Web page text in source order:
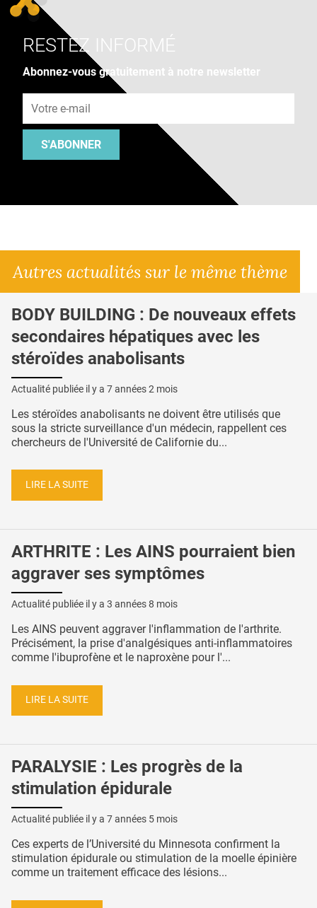
RESTEZ INFORMÉ
Abonnez-vous gratuitement à notre newsletter
S'ABONNER
Autres actualités sur le même thème
BODY BUILDING : De nouveaux effets
secondaires hépatiques avec les
stéroïdes anabolisants
Actualité publiée il y a 7 années 2 mois
Les stéroïdes anabolisants ne doivent être utilisés que
sous la stricte surveillance d'un médecin, rappellent ces
chercheurs de l'Université de Californie du...
LIRE LA SUITE
ARTHRITE : Les AINS pourraient bien
aggraver ses symptômes
Actualité publiée il y a 3 années 8 mois
Les AINS peuvent aggraver l'inflammation de l'arthrite.
Précisément, la prise d'analgésiques anti-inflammatoires
comme l'ibuprofène et le naproxène pour l'...
LIRE LA SUITE
PARALYSIE : Les progrès de la
stimulation épidurale
Actualité publiée il y a 7 années 5 mois
Ces experts de l’Université du Minnesota confirment la
stimulation épidurale ou stimulation de la moelle épinière
comme un traitement efficace des lésions...